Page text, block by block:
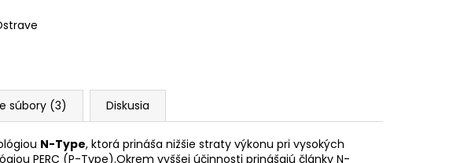
súbory (3) Diskusia
N-Type, ktorá prináša nižšie straty výkonu pri vysokých
PERC (P-Type).Okrem vyššej účinnosti prinášajú články N-